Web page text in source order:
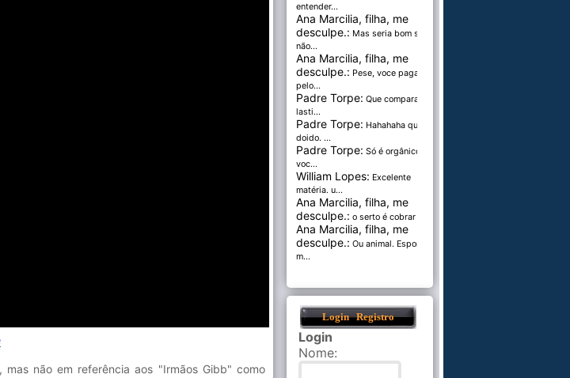
mas não em referência aos "Irmãos Gibb" como
entender...
Ana Marcilia, filha, me
desculpe.: Mas seria bom se
não...
Ana Marcilia, filha, me
desculpe.: Pese, voce paga
pelo...
Padre Torpe: Que comparação
lasti...
Padre Torpe: Hahahaha que
doido. ...
Padre Torpe: Só é orgânico se
voc...
William Lopes: Excelente
matéria. u...
Ana Marcilia, filha, me
desculpe.: o serto é cobrar pel...
Ana Marcilia, filha, me
desculpe.: Ou animal. Esponja
m...
Login Registro
Login
Nome: